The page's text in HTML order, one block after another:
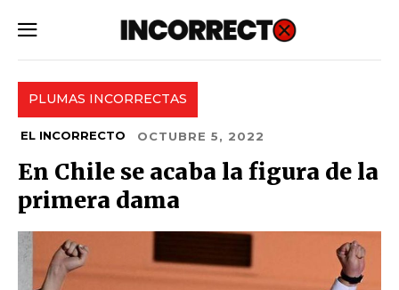
PLUMAS INCORRECTAS
EL INCORRECTO OCTUBRE 5, 2022
En Chile se acaba la figura de la
primera dama